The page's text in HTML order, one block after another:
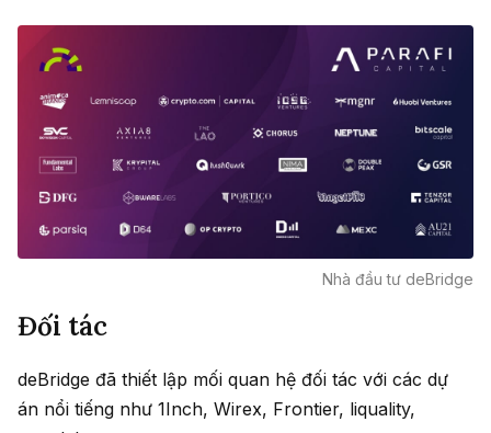
Nhà đầu tư deBridge
Đối tác
deBridge đã thiết lập mối quan hệ đối tác với các dự
án nổi tiếng như 1Inch, Wirex, Frontier, liquality,